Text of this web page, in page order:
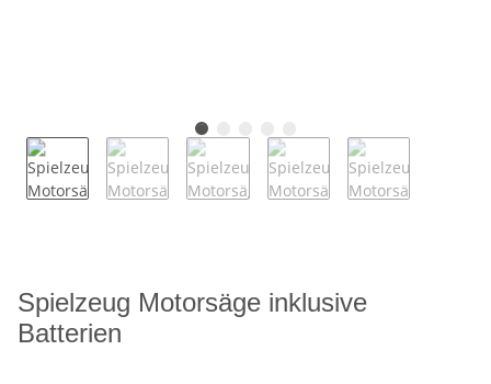
Spielzeug Motorsäge inklusive
Batterien